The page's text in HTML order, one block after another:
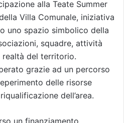
alla Teate Summer
Villa Comunale, iniziativa
uno spazio simbolico della
squadre, attività
realtà del territorio.
grazie ad un percorso
delle risorse
dell’area.
un finanziamento